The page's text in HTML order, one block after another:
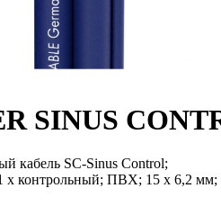
SINUS
кабель SC-Sinus Control;
х контрольный; ПВХ; 15 х 6,2 мм;